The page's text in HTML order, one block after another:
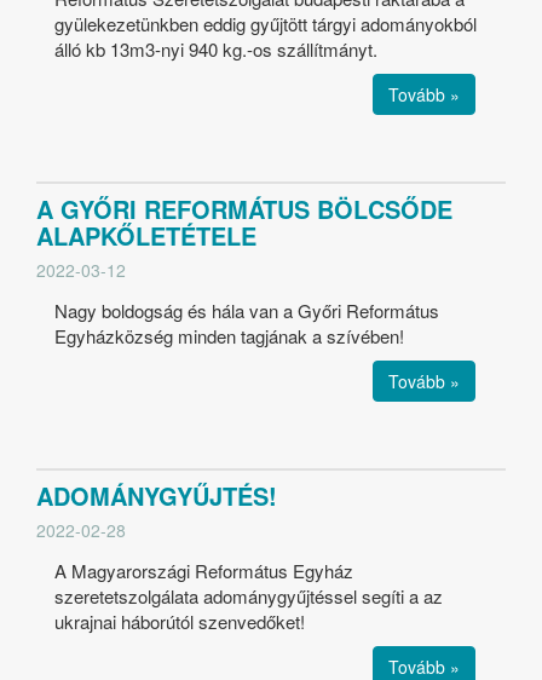
gyülekezetünkben eddig gyűjtött tárgyi adományokból
álló kb 13m3-nyi 940 kg.-os szállítmányt.
Tovább »
A GYŐRI REFORMÁTUS BÖLCSŐDE
ALAPKŐLETÉTELE
2022-03-12
Nagy boldogság és hála van a Győri Református
Egyházközség minden tagjának a szívében!
Tovább »
ADOMÁNYGYŰJTÉS!
2022-02-28
A Magyarországi Református Egyház
szeretetszolgálata adománygyűjtéssel segíti a az
ukrajnai háborútól szenvedőket!
Tovább »